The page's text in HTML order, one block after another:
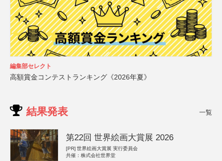
編集部セレクト
高額賞金コンテストランキング《2026年夏》
結果発表 一覧
第22回 世界絵画大賞展 2026
[PR] 世界絵画大賞展 実行委員会
共催：株式会社世界堂